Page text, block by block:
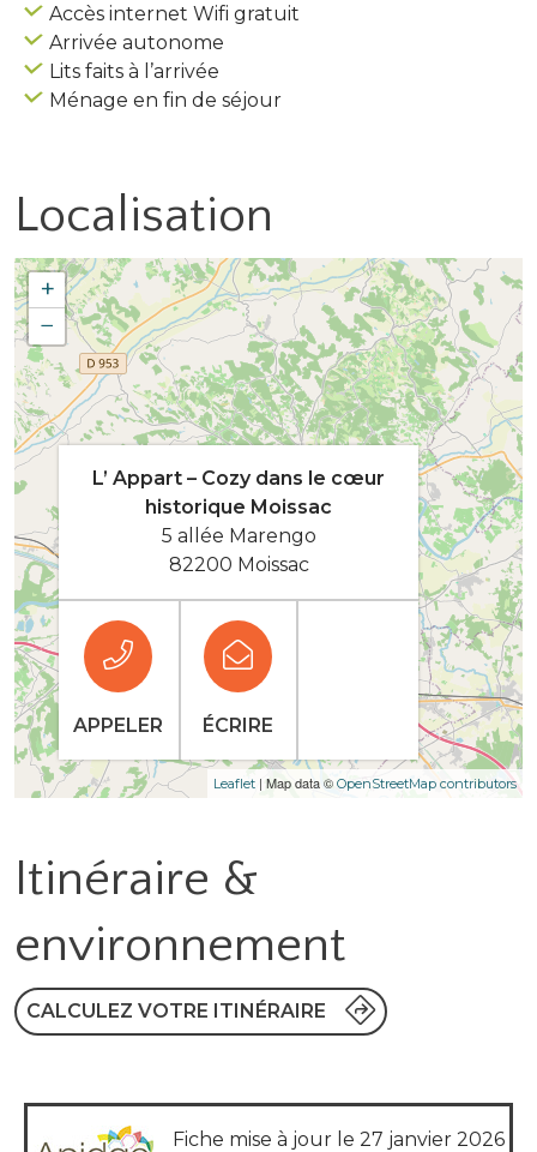
Accès internet Wifi gratuit
Arrivée autonome
Lits faits à l’arrivée
Ménage en fin de séjour
Localisation
+
−
Leaflet | Map data © OpenStreetMap contributors
L’ Appart – Cozy dans le cœur
historique Moissac
5 allée Marengo
82200 Moissac
APPELER ÉCRIRE
Itinéraire &
environnement
CALCULEZ VOTRE ITINÉRAIRE
Fiche mise à jour le 27 janvier 2026